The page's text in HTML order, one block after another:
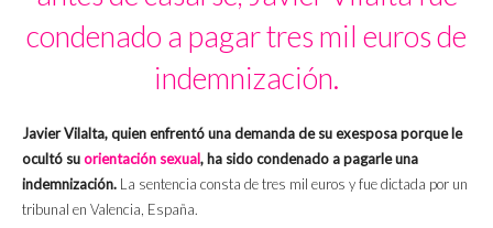
condenado a pagar tres mil euros de
indemnización.
Javier Vilalta, quien enfrentó una demanda de su exesposa porque le
ocultó suorientación sexual, ha sido condenado a pagarle una
indemnización. La sentencia consta de tres mil euros y fue dictada por un
tribunal en Valencia, España.